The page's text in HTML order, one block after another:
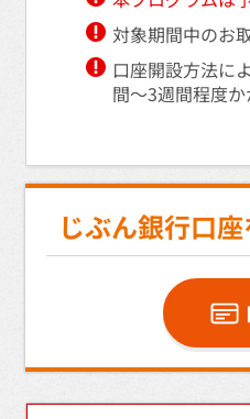
対象期間中のお
口座開設方法に
間～3週間程度か
じぶん銀行口